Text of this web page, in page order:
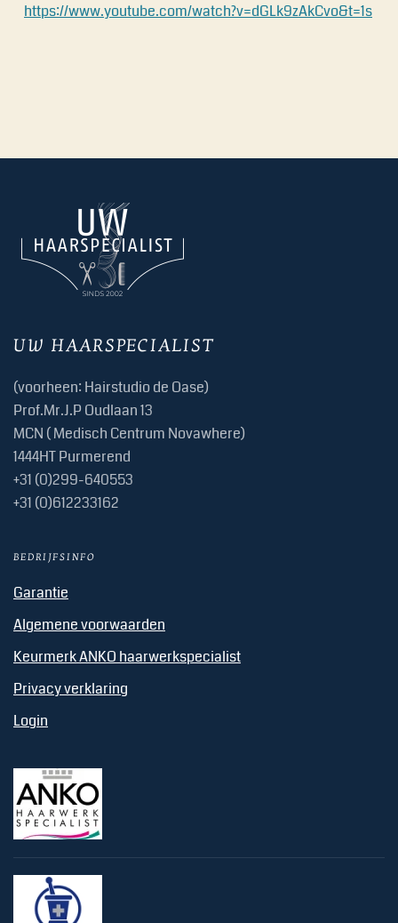
https://www.youtube.com/watch?v=dGLk9zAkCvo&t=1s
UW HAARSPECIALIST
(voorheen: Hairstudio de Oase)
Prof.Mr.J.P Oudlaan 13
MCN ( Medisch Centrum Novawhere)
1444HT Purmerend
+31 (0)299-640553
+31 (0)612233162
BEDRIJFSINFO
Garantie
Algemene voorwaarden
Keurmerk ANKO haarwerkspecialist
Privacy verklaring
Login